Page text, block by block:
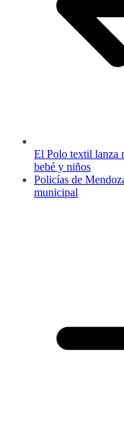
El Polo textil lanza
bebé y niños
Policías de
municipal